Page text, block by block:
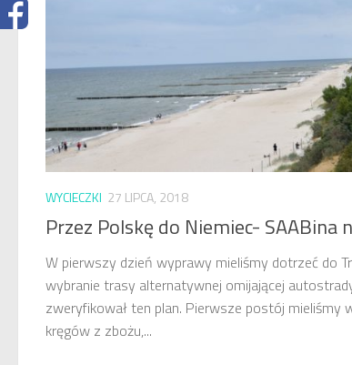
WYCIECZKI 27 LIPCA, 2018
Przez Polskę do Niemiec- SAABina
W pierwszy dzień wyprawy mieliśmy dotrzeć do
wybranie trasy alternatywnej omijającej
zweryfikował ten plan. Pierwsze postój mieliśmy
kręgów z zbożu,...